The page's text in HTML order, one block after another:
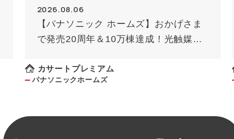
2026.08.06
【パナソニック ホームズ】おかげさま
で発売20周年＆10万棟達成！光触媒外
カサートプレミアム
パナソニックホームズ